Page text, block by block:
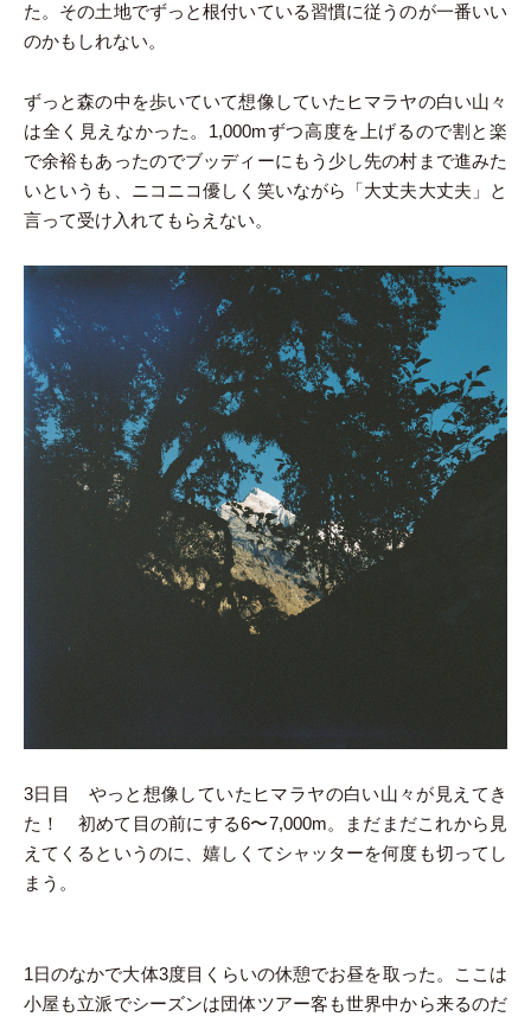
た。その土地でずっと根付いている習慣に従うのが一番いい
のかもしれない。
ずっと森の中を歩いていて想像していたヒマラヤの白い山々
は全く見えなかった。1,000mずつ高度を上げるので割と楽
で余裕もあったのでブッディーにもう少し先の村まで進みた
いというも、ニコニコ優しく笑いながら「大丈夫大丈夫」と
言って受け入れてもらえない。
3日目 やっと想像していたヒマラヤの白い山々が見えてき
た！ 初めて目の前にする6〜7,000m。まだまだこれから見
えてくるというのに、嬉しくてシャッターを何度も切ってし
まう。
1日のなかで大体3度目くらいの休憩でお昼を取った。ここは
小屋も立派でシーズンは団体ツアー客も世界中から来るのだ